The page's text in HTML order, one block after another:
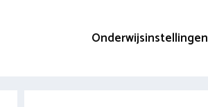
Onderwijsinstellingen